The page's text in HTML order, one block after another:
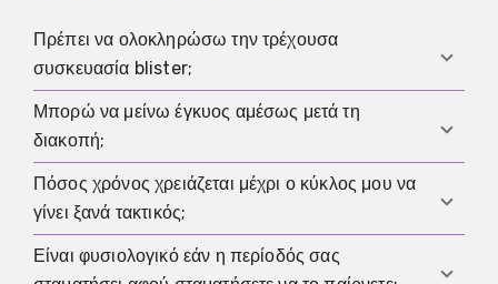
Πρέπει να ολοκληρώσω την τρέχουσα
συσκευασία blister;
Είναι ιατρικά δυνατή η άμεση διακοπή. Πρακτικά, το
τέλος της φουσκάλας έχει συχνά νόημα επειδή το
σημείο εκκίνησης είναι πιο καθαρό και η
μεσοεμμηνορροϊκή αιμορραγία είναι λιγότερο συχνή.
Μπορώ να μείνω έγκυος αμέσως μετά τη
διακοπή;
Ναί. Μπορεί να είναι δυνατή η πρώιμη σύλληψη. Εάν
δεν θέλετε να κάνετε παιδιά, χρειάζεστε μια
αξιόπιστη εναλλακτική λύση από την πρώτη μέρα
Πόσος χρόνος χρειάζεται μέχρι ο κύκλος μου να
γίνει ξανά τακτικός;
Αυτό είναι ατομικό. Πολλοί κύκλοι σταθεροποιούνται
Είναι φυσιολογικό εάν η περίοδός σας